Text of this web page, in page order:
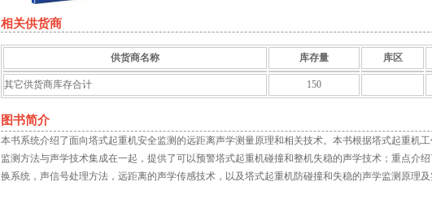
相关供货商
供货商名称 库存量 库区
其它供货商库存合计 150
图书简介
本书系统介绍了面向塔式起重机安全监测的远距离声学测量原理和相关技术。本书根据塔式起重机
监测方法与声学技术集成在一起，提供了可以预警塔式起重机碰撞和整机失稳的声学技术；重点介
换系统，声信号处理方法，远距离的声学传感技术，以及塔式起重机防碰撞和失稳的声学监测原理及